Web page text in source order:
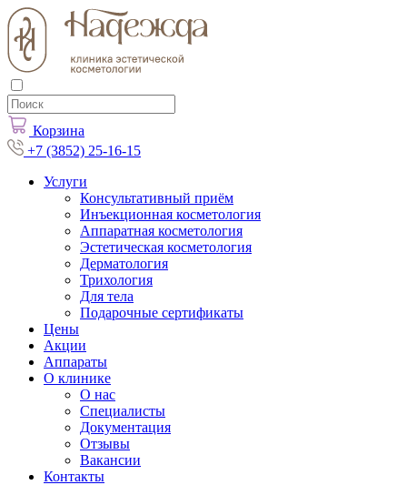
Корзина
+7 (3852) 25-16-15
Услуги
Консультативный приём
Инъекционная косметология
Аппаратная косметология
Эстетическая косметология
Дерматология
Трихология
Для тела
Подарочные сертификаты
Цены
Акции
Аппараты
О клинике
О нас
Специалисты
Документация
Отзывы
Вакансии
Контакты